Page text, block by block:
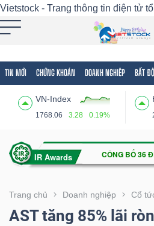
Vietstock - Trang thông tin điện tử
TIN MỚI CHỨNG KHOÁN DOANH NGHIỆP BẤT
VN-Index
1768.06 3.28 0.19%
Trang chủ Doanh nghiệp Cổ
AST tăng 85% lãi
Tất cả Tính năng Ngành
Tính
(-)
VIETSTOCK